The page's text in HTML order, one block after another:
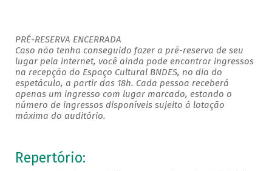
PRÉ-RESERVA ENCERRADA
Caso não tenha conseguido fazer a pré-reserva de seu
lugar pela internet, você ainda pode encontrar ingressos
na recepção do Espaço Cultural BNDES, no dia do
espetáculo, a partir das 18h. Cada pessoa receberá
apenas um ingresso com lugar marcado, estando o
número de ingressos disponíveis sujeito à lotação
máxima do auditório.
Repertório: